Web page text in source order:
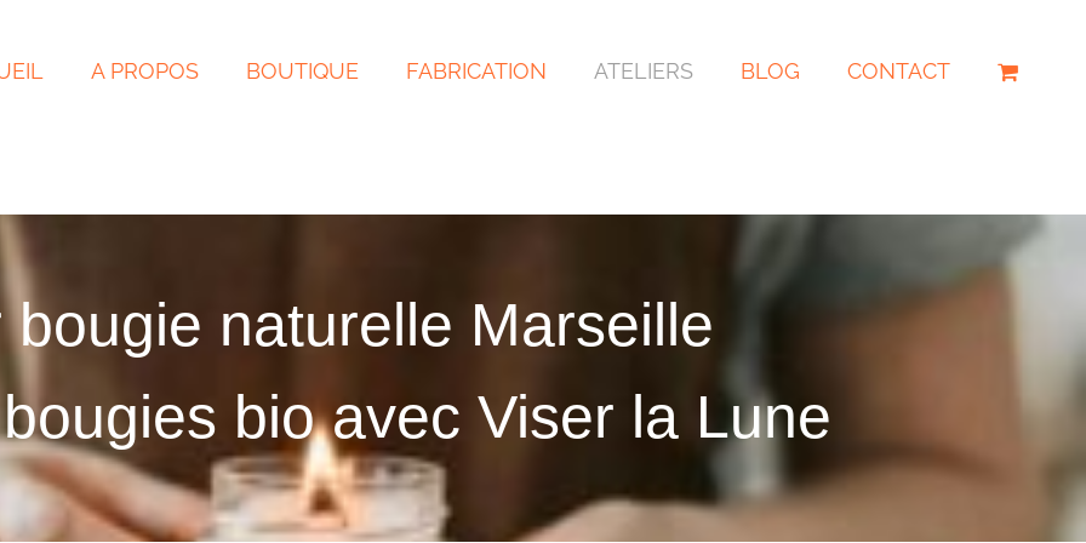
A PROPOS BOUTIQUE FABRICATION ATELIERS BLOG CONTACT
bougie naturelle Marseille
bio avec Viser la Lune